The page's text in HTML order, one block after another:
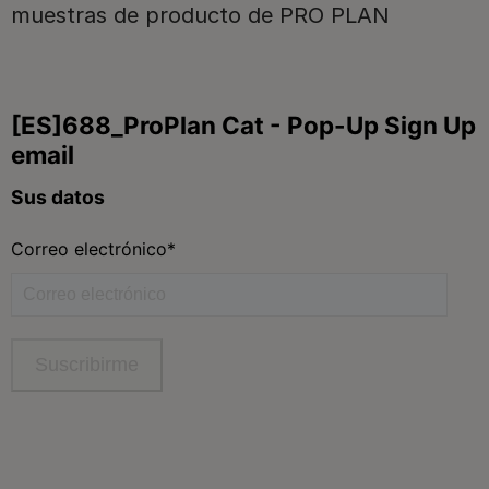
muestras de producto de PRO PLAN